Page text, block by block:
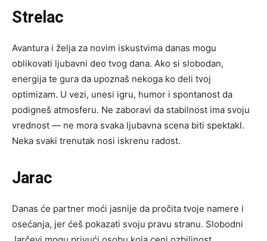
Strelac
Avantura i želja za novim iskustvima danas mogu
oblikovati ljubavni deo tvog dana. Ako si slobodan,
energija te gura da upoznaš nekoga ko deli tvoj
optimizam. U vezi, unesi igru, humor i spontanost da
podigneš atmosferu. Ne zaboravi da stabilnost ima svoju
vrednost — ne mora svaka ljubavna scena biti spektakl.
Neka svaki trenutak nosi iskrenu radost.
Jarac
Danas će partner moći jasnije da pročita tvoje namere i
osećanja, jer ćeš pokazati svoju pravu stranu. Slobodni